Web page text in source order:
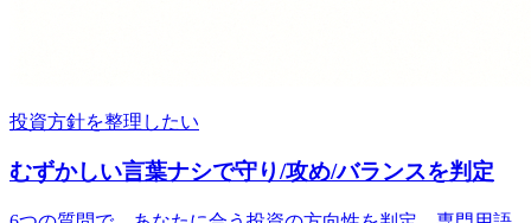
投資方針を整理したい
むずかしい言葉ナシで守り/攻め/バランスを判定